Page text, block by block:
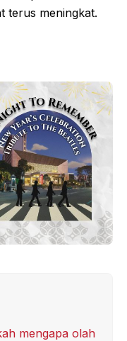
terus meningkat.
mengapa olah